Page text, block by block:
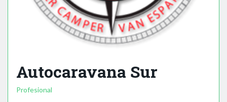
Autocaravana Sur
Profesional